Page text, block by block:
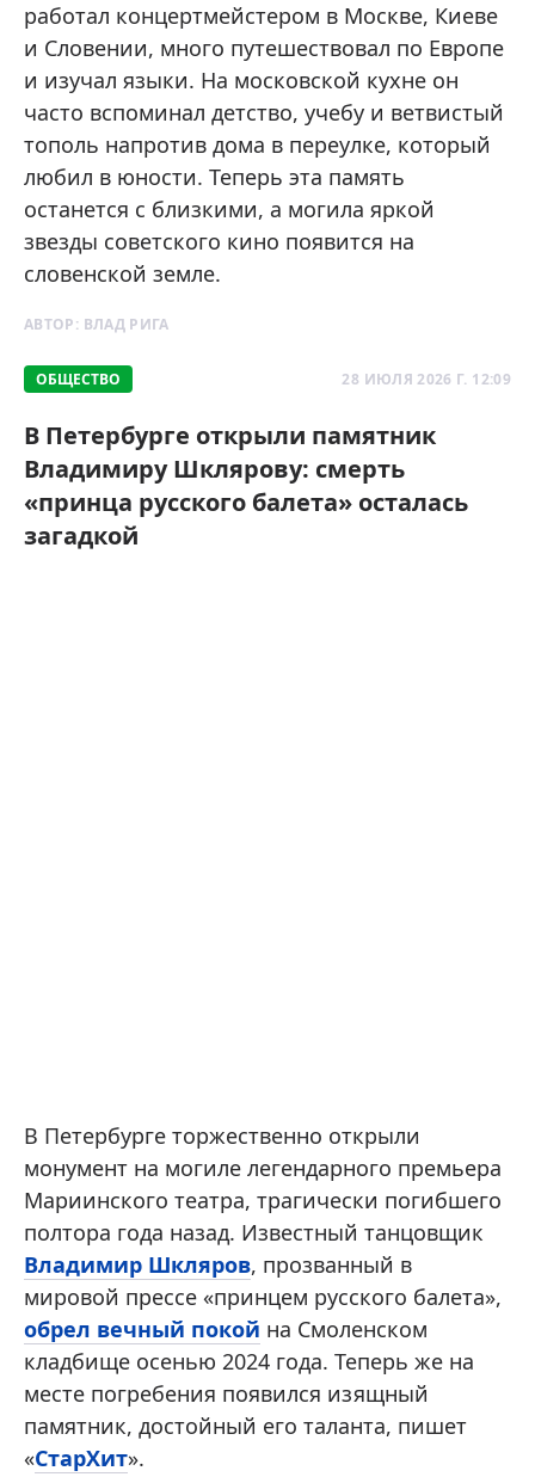
работал концертмейстером в Москве, Киеве
и Словении, много путешествовал по Европе
и изучал языки. На московской кухне он
часто вспоминал детство, учебу и ветвистый
тополь напротив дома в переулке, который
любил в юности. Теперь эта память
останется с близкими, а могила яркой
звезды советского кино появится на
словенской земле.
АВТОР: ВЛАД РИГА
ОБЩЕСТВО 28 ИЮЛЯ 2026 Г. 12:09
В Петербурге открыли памятник
Владимиру Шклярову: смерть
«принца русского балета» осталась
загадкой
В Петербурге торжественно открыли
монумент на могиле легендарного премьера
Мариинского театра, трагически погибшего
полтора года назад. Известный танцовщик
Владимир Шкляров, прозванный в
мировой прессе «принцем русского балета»,
обрел вечный покой на Смоленском
кладбище осенью 2024 года. Теперь же на
месте погребения появился изящный
памятник, достойный его таланта, пишет
«СтарХит».